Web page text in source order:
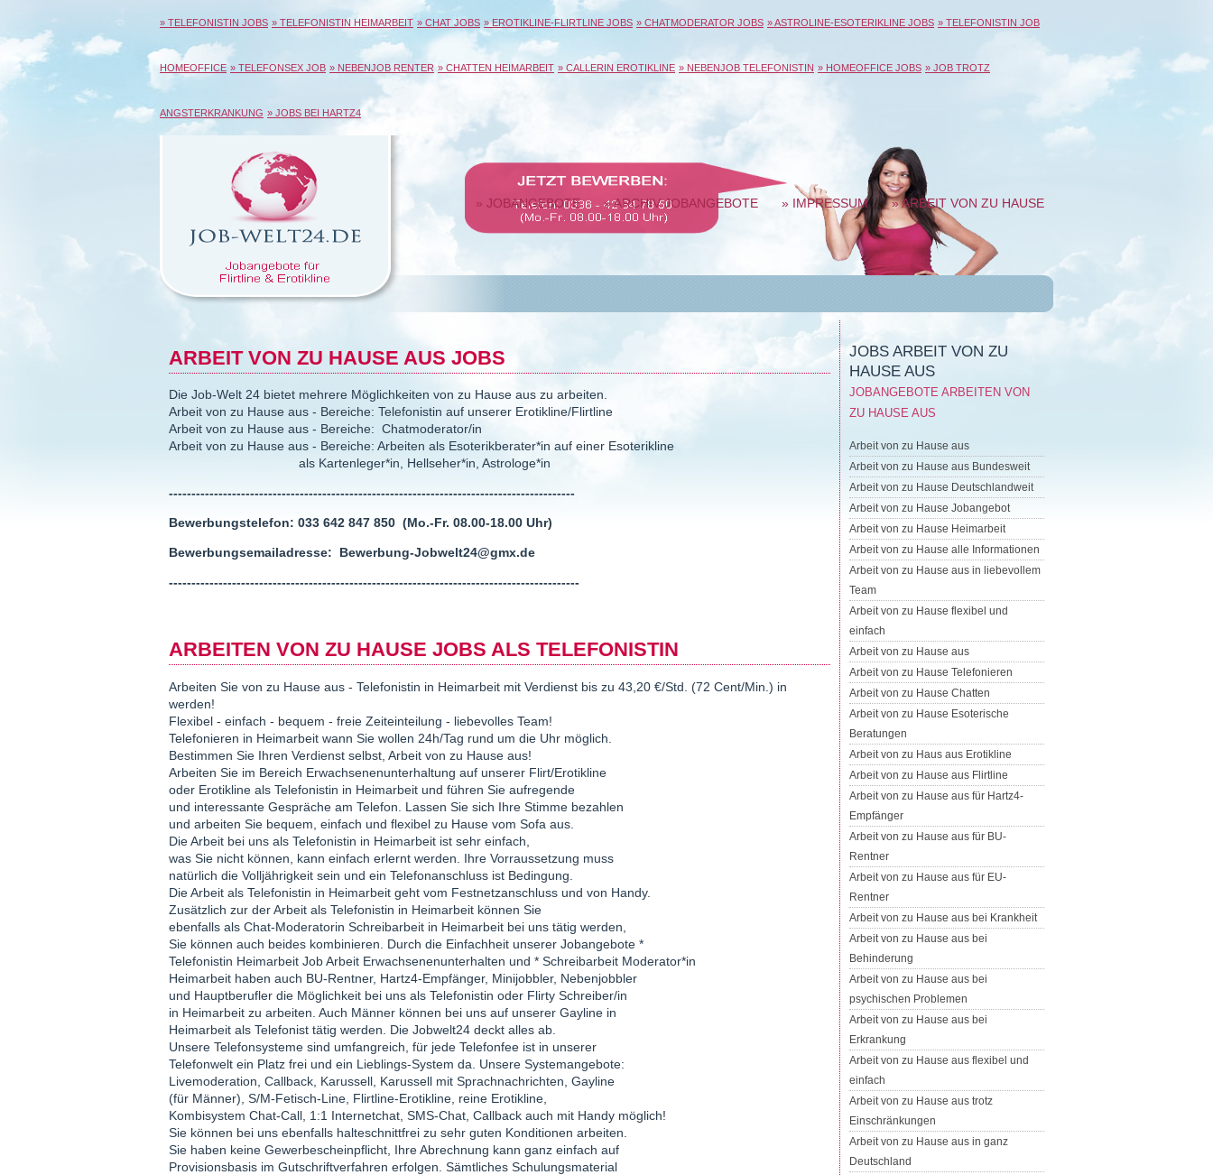
» JOBANGEBOTE » ARCHIV JOBANGEBOTE » IMPRESSUM » ARBEIT VON ZU HAUSE
» TELEFONISTIN JOBS » TELEFONISTIN HEIMARBEIT » CHAT JOBS » EROTIKLINE-FLIRTLINE JOBS » CHATMODERATOR JOBS » ASTROLINE-ESOTERIKLINE JOBS » TELEFONISTIN JOB
HOMEOFFICE » TELEFONSEX JOB » NEBENJOB RENTER » CHATTEN HEIMARBEIT » CALLERIN EROTIKLINE » NEBENJOB TELEFONISTIN » HOMEOFFICE JOBS » JOB TROTZ
ANGSTERKRANKUNG » JOBS BEI HARTZ4
ARBEIT VON ZU HAUSE AUS JOBS
Die Job-Welt 24 bietet mehrere Möglichkeiten von zu Hause aus zu arbeiten.
Arbeit von zu Hause aus - Bereiche: Telefonistin auf unserer Erotikline/Flirtline
Arbeit von zu Hause aus - Bereiche: Chatmoderator/in
Arbeit von zu Hause aus - Bereiche: Arbeiten als Esoterikberater*in auf einer Esoterikline
als Kartenleger*in, Hellseher*in, Astrologe*in
------------------------------------------------------------------------------------------
Bewerbungstelefon: 033 642 847 850 (Mo.-Fr. 08.00-18.00 Uhr)
Bewerbungsemailadresse: Bewerbung-Jobwelt24@gmx.de
-------------------------------------------------------------------------------------------
ARBEITEN VON ZU HAUSE JOBS ALS TELEFONISTIN
Arbeiten Sie von zu Hause aus - Telefonistin in Heimarbeit mit Verdienst bis zu 43,20 €/Std. (72 Cent/Min.) in
werden!
Flexibel - einfach - bequem - freie Zeiteinteilung - liebevolles Team!
Telefonieren in Heimarbeit wann Sie wollen 24h/Tag rund um die Uhr möglich.
Bestimmen Sie Ihren Verdienst selbst, Arbeit von zu Hause aus!
Arbeiten Sie im Bereich Erwachsenenunterhaltung auf unserer Flirt/Erotikline
oder Erotikline als Telefonistin in Heimarbeit und führen Sie aufregende
und interessante Gespräche am Telefon. Lassen Sie sich Ihre Stimme bezahlen
und arbeiten Sie bequem, einfach und flexibel zu Hause vom Sofa aus.
Die Arbeit bei uns als Telefonistin in Heimarbeit ist sehr einfach,
was Sie nicht können, kann einfach erlernt werden. Ihre Vorraussetzung muss
natürlich die Volljährigkeit sein und ein Telefonanschluss ist Bedingung.
Die Arbeit als Telefonistin in Heimarbeit geht vom Festnetzanschluss und von Handy.
Zusätzlich zur der Arbeit als Telefonistin in Heimarbeit können Sie
ebenfalls als Chat-Moderatorin Schreibarbeit in Heimarbeit bei uns tätig werden,
Sie können auch beides kombinieren. Durch die Einfachheit unserer Jobangebote *
Telefonistin Heimarbeit Job Arbeit Erwachsenenunterhalten und * Schreibarbeit Moderator*in
Heimarbeit haben auch BU-Rentner, Hartz4-Empfänger, Minijobbler, Nebenjobbler
und Hauptberufler die Möglichkeit bei uns als Telefonistin oder Flirty Schreiber/in
in Heimarbeit zu arbeiten. Auch Männer können bei uns auf unserer Gayline in
Heimarbeit als Telefonist tätig werden. Die Jobwelt24 deckt alles ab.
Unsere Telefonsysteme sind umfangreich, für jede Telefonfee ist in unserer
Telefonwelt ein Platz frei und ein Lieblings-System da. Unsere Systemangebote:
Livemoderation, Callback, Karussell, Karussell mit Sprachnachrichten, Gayline
(für Männer), S/M-Fetisch-Line, Flirtline-Erotikline, reine Erotikline,
Kombisystem Chat-Call, 1:1 Internetchat, SMS-Chat, Callback auch mit Handy möglich!
Sie können bei uns ebenfalls halteschnittfrei zu sehr guten Konditionen arbeiten.
Sie haben keine Gewerbescheinpflicht, Ihre Abrechnung kann ganz einfach auf
Provisionsbasis im Gutschriftverfahren erfolgen. Sämtliches Schulungsmaterial
JOBS ARBEIT VON ZU
HAUSE AUS
JOBANGEBOTE ARBEITEN VON
ZU HAUSE AUS
Arbeit von zu Hause aus
Arbeit von zu Hause aus Bundesweit
Arbeit von zu Hause Deutschlandweit
Arbeit von zu Hause Jobangebot
Arbeit von zu Hause Heimarbeit
Arbeit von zu Hause alle Informationen
Arbeit von zu Hause aus in liebevollem
Team
Arbeit von zu Hause flexibel und
einfach
Arbeit von zu Hause aus
Arbeit von zu Hause Telefonieren
Arbeit von zu Hause Chatten
Arbeit von zu Hause Esoterische
Beratungen
Arbeit von zu Haus aus Erotikline
Arbeit von zu Hause aus Flirtline
Arbeit von zu Hause aus für Hartz4-
Empfänger
Arbeit von zu Hause aus für BU-
Rentner
Arbeit von zu Hause aus für EU-
Rentner
Arbeit von zu Hause aus bei Krankheit
Arbeit von zu Hause aus bei
Behinderung
Arbeit von zu Hause aus bei
psychischen Problemen
Arbeit von zu Hause aus bei
Erkrankung
Arbeit von zu Hause aus flexibel und
einfach
Arbeit von zu Hause aus trotz
Einschränkungen
Arbeit von zu Hause aus in ganz
Deutschland